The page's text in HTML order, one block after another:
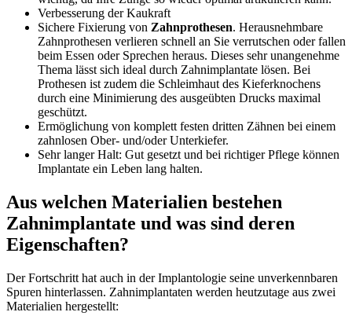
Verbesserung der Kaukraft
Sichere Fixierung von Zahnprothesen. Herausnehmbare
Zahnprothesen verlieren schnell an Sie verrutschen oder fallen
beim Essen oder Sprechen heraus. Dieses sehr unangenehme
Thema lässt sich ideal durch Zahnimplantate lösen. Bei
Prothesen ist zudem die Schleimhaut des Kieferknochens
durch eine Minimierung des ausgeübten Drucks maximal
geschützt.
Ermöglichung von komplett festen dritten Zähnen bei einem
zahnlosen Ober- und/oder Unterkiefer.
Sehr langer Halt: Gut gesetzt und bei richtiger Pflege können
Implantate ein Leben lang halten.
Aus welchen Materialien bestehen
Zahnimplantate und was sind deren
Eigenschaften?
Der Fortschritt hat auch in der Implantologie seine unverkennbaren
Spuren hinterlassen. Zahnimplantaten werden heutzutage aus zwei
Materialien hergestellt: